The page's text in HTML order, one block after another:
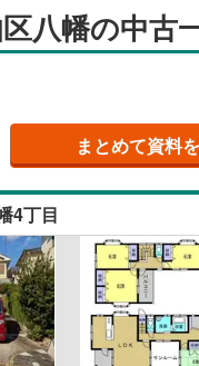
八幡の中古
まとめて資料
4丁目
新潟
大阪
鳥取
徳島
福岡
ほ
呉市(53)
東広島市(37)
江田島市(1)
安芸郡熊野町(
山県郡北広島町
神石郡神石高
八幡 (2)
千同(1)
石内東(1)
広島電鉄横川線
広島電鉄白島線
床暖房（0）
駐車場2台以上
（2）
二世帯向け（0
サービスルー